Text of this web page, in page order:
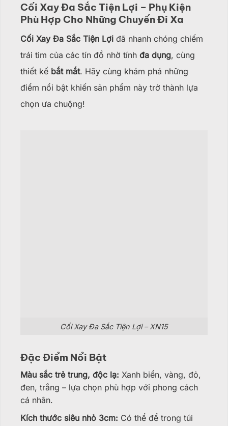
Cối Xay Đa Sắc Tiện Lợi – Phụ Kiện
Phù Hợp Cho Những Chuyến Đi Xa
Cối Xay Đa Sắc Tiện Lợi đã nhanh chóng chiếm
trái tim của các tín đồ nhờ tính đa dụng, cùng
thiết kế bắt mắt. Hãy cùng khám phá những
điểm nổi bật khiến sản phẩm này trở thành lựa
chọn ưa chuộng!
Cối Xay Đa Sắc Tiện Lợi – XN15
Đặc Điểm Nổi Bật
Màu sắc trẻ trung, độc lạ: Xanh biển, vàng, đỏ,
đen, trắng – lựa chọn phù hợp với phong cách
cá nhân.
Kích thước siêu nhỏ 3cm: Có thể để trong túi